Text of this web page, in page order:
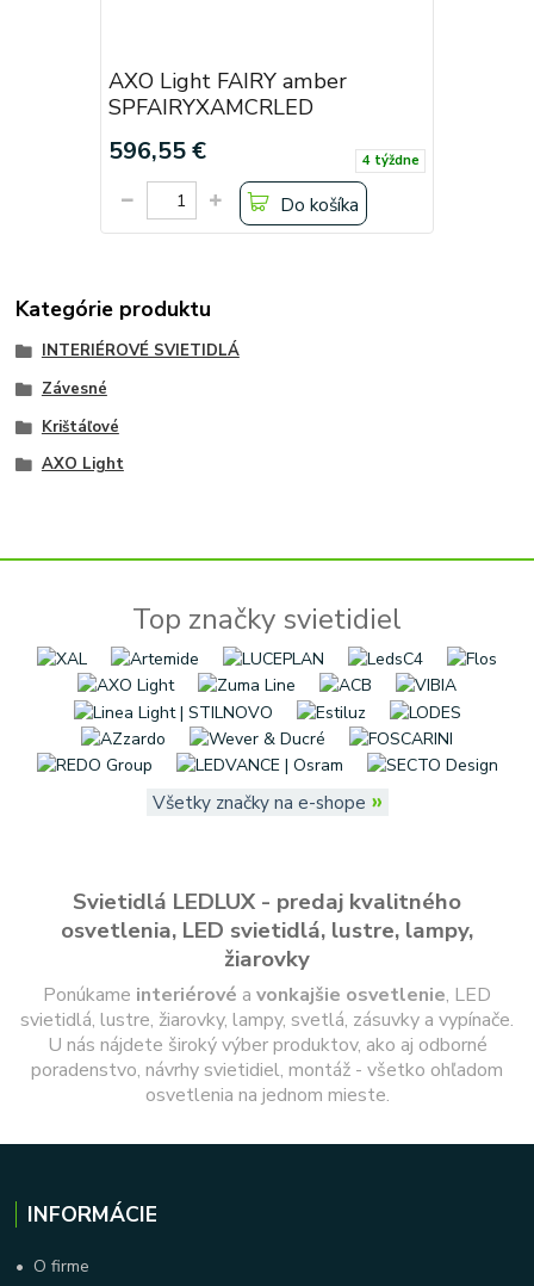
AXO Light FAIRY amber
SPFAIRYXAMCRLED
596,55 € 4 týždne
Do košíka
Kategórie produktu
INTERIÉROVÉ SVIETIDLÁ
Závesné
Krištáľové
AXO Light
Top značky svietidiel
Všetky značky na e-shope »
Svietidlá LEDLUX - predaj kvalitného
osvetlenia, LED svietidlá, lustre, lampy,
žiarovky
Ponúkame interiérové a vonkajšie osvetlenie, LED
svietidlá, lustre, žiarovky, lampy, svetlá, zásuvky a vypínače.
U nás nájdete široký výber produktov, ako aj odborné
poradenstvo, návrhy svietidiel, montáž - všetko ohľadom
osvetlenia na jednom mieste.
INFORMÁCIE
• O firme